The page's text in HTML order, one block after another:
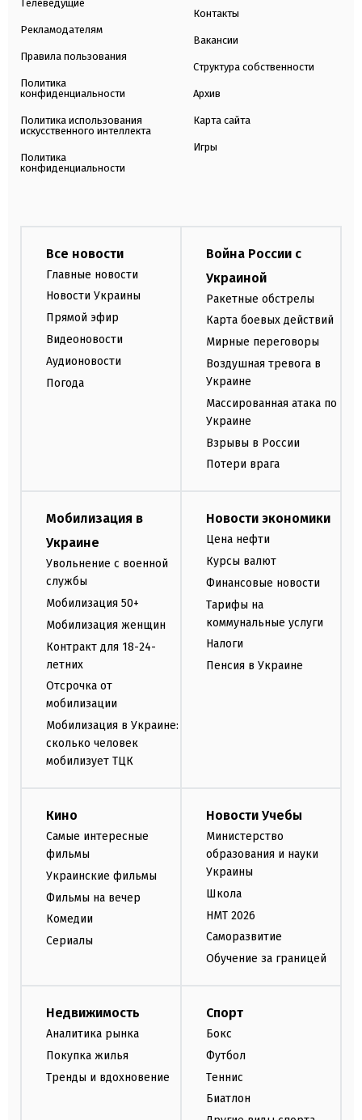
Телеведущие
Рекламодателям
Правила пользования
Политика
конфиденциальности
Политика использования
искусственного интеллекта
Политика
конфиденциальности
Контакты
Вакансии
Структура собственности
Архив
Карта сайта
Игры
Все новости
Главные новости
Новости Украины
Прямой эфир
Видеоновости
Аудионовости
Погода
Война России с
Украиной
Ракетные обстрелы
Карта боевых действий
Мирные переговоры
Воздушная тревога в
Украине
Массированная атака по
Украине
Взрывы в России
Потери врага
Мобилизация в
Украине
Увольнение с военной
службы
Мобилизация 50+
Мобилизация женщин
Контракт для 18-24-
летних
Отсрочка от
мобилизации
Мобилизация в Украине:
сколько человек
мобилизует ТЦК
Новости экономики
Цена нефти
Курсы валют
Финансовые новости
Тарифы на
коммунальные услуги
Налоги
Пенсия в Украине
Кино
Самые интересные
фильмы
Украинские фильмы
Фильмы на вечер
Комедии
Сериалы
Новости Учебы
Министерство
образования и науки
Украины
Школа
НМТ 2026
Саморазвитие
Обучение за границей
Недвижимость
Аналитика рынка
Покупка жилья
Тренды и вдохновение
Спорт
Бокс
Футбол
Теннис
Биатлон